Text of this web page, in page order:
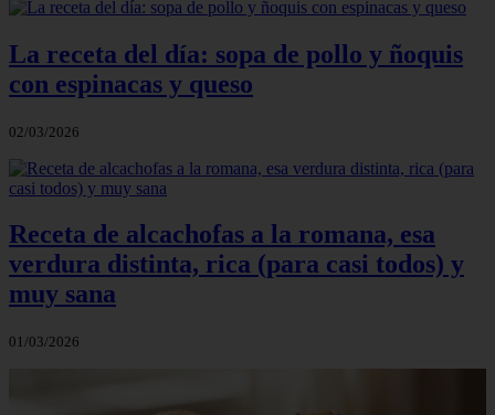
La receta del día: sopa de pollo y ñoquis
con espinacas y queso
02/03/2026
Receta de alcachofas a la romana, esa
verdura distinta, rica (para casi todos) y
muy sana
01/03/2026